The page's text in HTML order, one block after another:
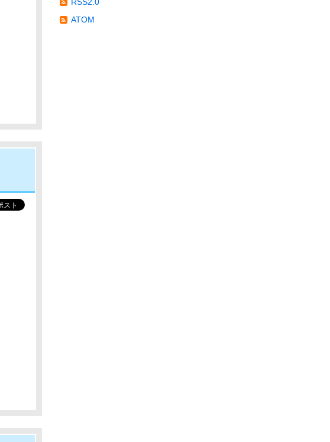
RSS2.0
ATOM